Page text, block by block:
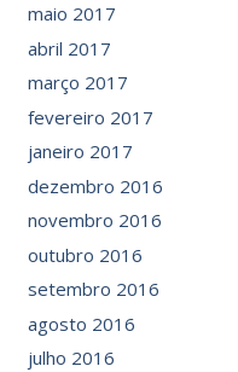
maio 2017
abril 2017
março 2017
fevereiro 2017
janeiro 2017
dezembro 2016
novembro 2016
outubro 2016
setembro 2016
agosto 2016
julho 2016